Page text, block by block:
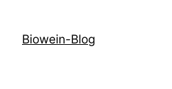
springenBiowein-Blog